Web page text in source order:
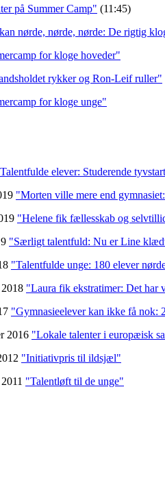
på Summer Camp" (11:45)
nørde, nørde, nørde: De rigtig
for kloge hoveder"
rykker og Ron-Leif ruller"
for kloge unge"
elever: Studerende
"Morten ville mere end
"Helene fik fællesskab og
"Særligt talentfuld: Nu er Line
"Talentfulde unge: 180 elever
"Laura fik ekstratimer: Det har
"Gymnasieelever kan ikke få nok:
2016 "Lokale talenter i europæisk
"Initiativpris til ildsjæl"
"Talentløft til de unge"